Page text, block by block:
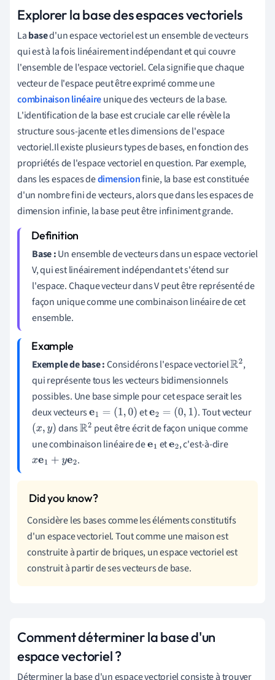
Explorer la base des espaces vectoriels
Labased'un espace vectoriel est un ensemble de vecteurs
qui est à la fois linéairement indépendant et qui couvre
l'ensemble de l'espace vectoriel. Cela signifie que chaque
vecteur de l'espace peut être exprimé comme une
combinaison linéaireunique des vecteurs de la base.
L'identification de la base est cruciale car elle révèle la
structure sous-jacente et les dimensions de l'espace
vectoriel.Il existe plusieurs types de bases, en fonction des
propriétés de l'espace vectoriel en question. Par exemple,
dans les espaces dedimensionfinie, la base est constituée
d'un nombre fini de vecteurs, alors que dans les espaces de
dimension infinie, la base peut être infiniment grande.
Base :Un ensemble de vecteurs dans un espace vectoriel
V, qui est linéairement indépendant et s'étend sur
l'espace. Chaque vecteur dans V peut être représenté de
façon unique comme une combinaison linéaire de cet
ensemble.
Exemple de base :Considérons l'espace vectorielR2 ,
qui représente tous les vecteurs bidimensionnels
possibles. Une base simple pour cet espace serait les
deux vecteurse1 =(1 0) ete2=(0 1)
. Tout vecteur
(x,y) dansR2 peut être écrit de façon unique comme
une combinaison linéaire dee1 ete2, c'est-à-dire
xe1+ ye 2 .
Considère les bases comme les éléments constitutifs
d'un espace vectoriel. Tout comme une maison est
construite à partir de briques, un espace vectoriel est
construit à partir de ses vecteurs de base.
Comment déterminer la base d'un
espace vectoriel ?
Déterminer la base d'un espace vectoriel consiste à trouver